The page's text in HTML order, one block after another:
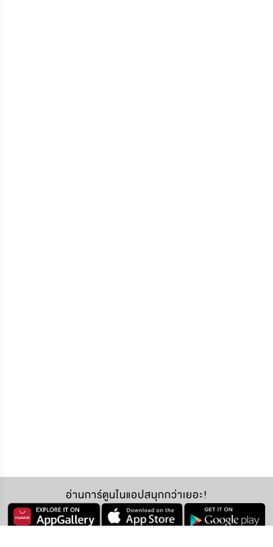
อ่านการ์ตูนในแอปสนุกกว่าเยอะ!